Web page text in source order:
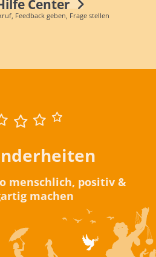
Center
Feedback geben, Frage stellen
menschlich, positiv &
machen